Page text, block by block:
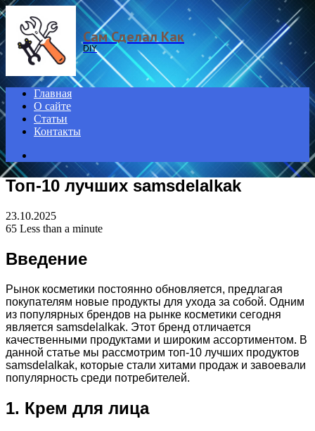
Menu
Сам Сделал Как
DIY
Главная
О сайте
Статьи
Контакты
Топ-10 лучших samsdelalkak
23.10.2025
65 Less than a minute
Введение
Рынок косметики постоянно обновляется, предлагая
покупателям новые продукты для ухода за собой. Одним
из популярных брендов на рынке косметики сегодня
является samsdelalkak. Этот бренд отличается
качественными продуктами и широким ассортиментом. В
данной статье мы рассмотрим топ-10 лучших продуктов
samsdelalkak, которые стали хитами продаж и завоевали
популярность среди потребителей.
1. Крем для лица